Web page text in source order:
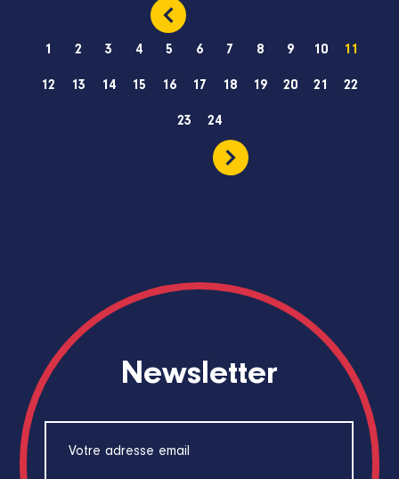
1 2 3 4 5 6 7 8 9 10 11
12 13 14 15 16 17 18 19 20 21 22
23 24
Newsletter